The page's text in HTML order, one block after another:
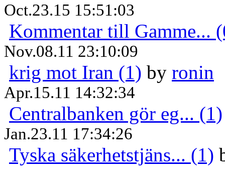
Oct.23.15 15:51:03
Kommentar till Gamme...
Nov.08.11 23:10:09
krig mot Iran (1) by ronin
Apr.15.11 14:32:34
Centralbanken gör eg... (1)
Jan.23.11 17:34:26
Tyska säkerhetstjäns... (1)